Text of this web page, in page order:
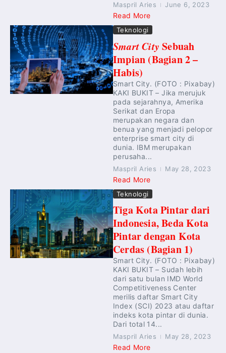
Maspril Aries June 6, 2023
Read More
Teknologi
Smart City Sebuah
Impian (Bagian 2 –
Habis)
Smart City. (FOTO : Pixabay)
KAKI BUKIT – Jika merujuk
pada sejarahnya, Amerika
Serikat dan Eropa
merupakan negara dan
benua yang menjadi pelopor
enterprise smart city di
dunia. IBM merupakan
perusaha...
Maspril Aries May 28, 2023
Read More
Teknologi
Tiga Kota Pintar dari
Indonesia, Beda Kota
Pintar dengan Kota
Cerdas (Bagian 1)
Smart City. (FOTO : Pixabay)
KAKI BUKIT – Sudah lebih
dari satu bulan IMD World
Competitiveness Center
merilis daftar Smart City
Index (SCI) 2023 atau daftar
indeks kota pintar di dunia.
Dari total 14...
Maspril Aries May 28, 2023
Read More